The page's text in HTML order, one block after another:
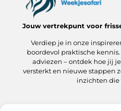
Jouw vertrekpunt voor
Verdiep je in onze
boordevol praktische
adviezen – ontdek hoe jij
versterkt en nieuwe stappen
inzichten die